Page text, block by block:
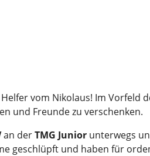
vom Nikolaus! Im Vorfeld
und Freunde zu verschenken.
an derTMG Junior unterwegs
geschlüpft und haben für